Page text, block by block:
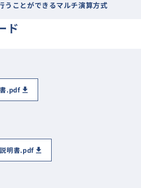
うことができるマルチ演算方式
ド
.pdf
明書.pdf